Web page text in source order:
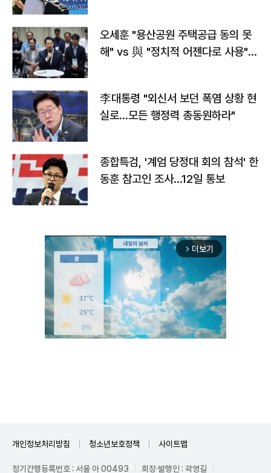
오세훈 "용산공원 주택공급 동의 못
해" vs 與 "정치적 어젠다로 사용"
李대통령 "외신서 보던 폭염 상황 현
실로…모든 행정력 총동원하라"
종합특검, '계엄 당정대 회의 참석' 한
동훈 참고인 조사...12일 통보
arrow_forward_ios 더보기
개인정보처리방침 청소년보호정책 사이트맵
정기간행등록번호 : 서울 아 00493 회장·발행인 : 곽영길